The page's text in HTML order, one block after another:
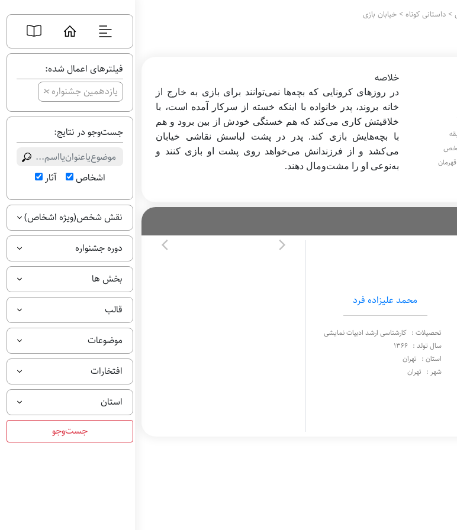
فیلترهای اعمال شده:
یازدهمین جشنواره+
جست‌وجو در نتایج:
اشخاص آثار
نقش شخص(ویژه اشخاص)
دوره جشنواره
بخش ها
قالب
موضوعات
افتخارات
استان
>داستانی کوتاه >خیابان بازی
خلاصه
در روز‌های کرونایی که بچه‌ها نمی‌توانند برای بازی به خارج از
خانه بروند، پدر خانواده با اینکه خسته از سرکار آمده است، با
خلاقیتش کاری می‌کند که هم خستگی خودش از بین برود و هم
با بچه‌هایش بازی کند. پدر در پشت لباسش نقاشی خیابان
می‌کشد و از فرزندانش می‌خواهد روی پشت او بازی کنند و
به‌نوعی او را مشت‌ومال دهند.
محمد علیزاده فرد
تحصیلات : کارشناسی ارشد ادبیات نمایشی
سال تولد : 1366
استان : تهران
شهر : تهران